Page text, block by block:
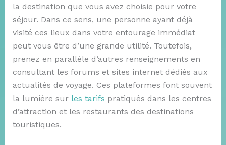
la destination que vous avez choisie pour votre
séjour. Dans ce sens, une personne ayant déjà
visité ces lieux dans votre entourage immédiat
peut vous être d’une grande utilité. Toutefois,
prenez en parallèle d’autres renseignements en
consultant les forums et sites internet dédiés aux
actualités de voyage. Ces plateformes font souvent
la lumière sur les tarifs pratiqués dans les centres
d’attraction et les restaurants des destinations
touristiques.